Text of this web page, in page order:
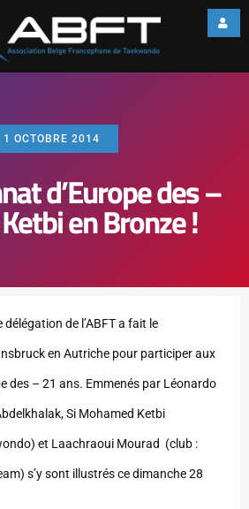
1 OCTOBRE 2014
d’Europe des –
en Bronze !
de l’ABFT a fait le
en Autriche pour participer aux
des – 21 ans. Emmenés par Léonardo
Si Mohamed Ketbi
et Laachraoui Mourad (club :
s’y sont illustrés ce dimanche 28